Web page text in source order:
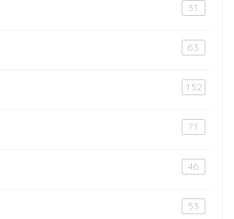
31
63
152
71
46
53